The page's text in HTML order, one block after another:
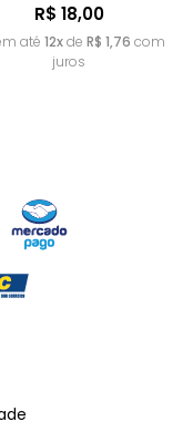
R$ 18,00
até 12xde R$ 1,76 com
juros